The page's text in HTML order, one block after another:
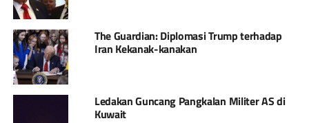
The Guardian: Diplomasi Trump terhadap
Iran Kekanak-kanakan
Ledakan Guncang Pangkalan Militer AS di
Kuwait